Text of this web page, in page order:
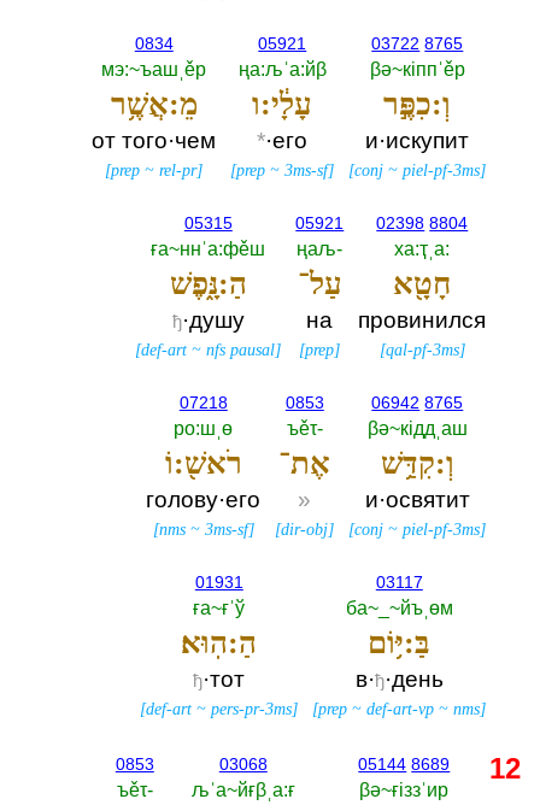
03722 8765
βә~кiппˈěр
וְ:כִפֶּ֣ר
и·искупит
[conj ~piel-pf-3ms]
05921
ңа:љˈа:йβ
עָלָ֔י:ו
*·его
[prep ~3ms-sf]
0834
мэ:~ъашˌěр
מֵ:אֲשֶׁ֥ר
от того·чем
[prep ~rel-pr]
02398 8804
ха:ҭˌа:‎
חָטָ֖א
провинился
[qal-pf-3ms]
05921
ңаљ-‎
עַל־
на
[prep]
05315
ға~ннˈа:фěш
הַ:נָּ֑פֶשׁ
ђ·душу
[def-art ~nfs pausal]
06942 8765
βә~кiддˌаш
וְ:קִדַּ֥שׁ
и·освятит
[conj ~piel-pf-3ms]
0853
ъěτ-‎
אֶת־
»
[dir-obj]
07218
ро:шˌө
רֹאשׁ֖:וֹ
голову·его
[nms~ 3ms-sf]
03117
ба~_~йъˌөм
בַּ:יּ֥וֹם
в·ђ·день
[prep ~def-art-vp ~nms]
01931
ға~ғˈў
הַ:הֽוּא׃
ђ·тот
[def-art ~pers-pr-3ms]
05144 8689
βә~ғiззˈир
03068
љˈа~йғβˌа:ғ
0853
ъěτ-‎
12